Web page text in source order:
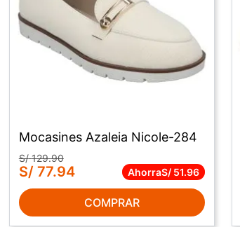
Mocasines Azaleia Nicole-284
S/ 129.90
S/ 77.94 AhorraS/ 51.96
COMPRAR